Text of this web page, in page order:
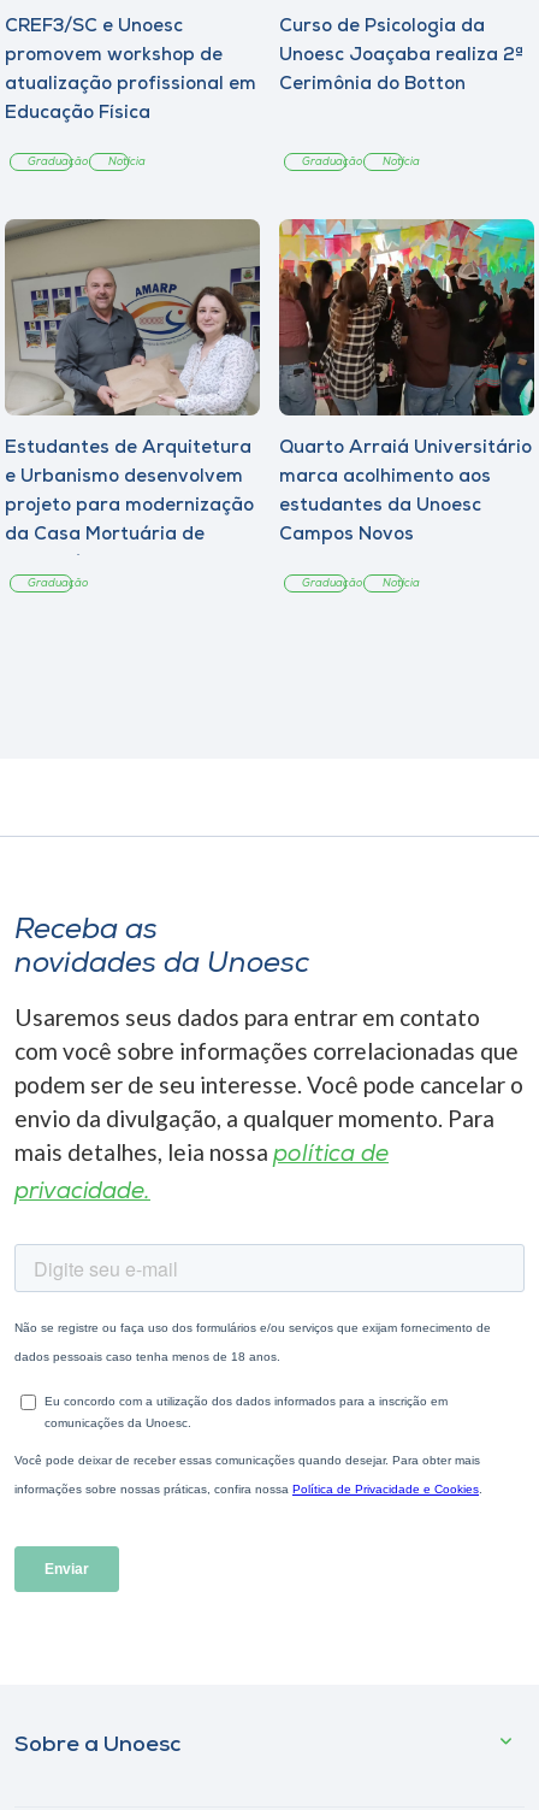
CREF3/SC e Unoesc
promovem workshop de
atualização profissional em
Educação Física
Graduação Notícia
Curso de Psicologia da
Unoesc Joaçaba realiza 2ª
Cerimônia do Botton
Graduação Notícia
Estudantes de Arquitetura
e Urbanismo desenvolvem
projeto para modernização
da Casa Mortuária de
Graduação
Quarto Arraiá Universitário
marca acolhimento aos
estudantes da Unoesc
Campos Novos
Graduação Notícia
Receba as
novidades da Unoesc
Usaremos seus dados para entrar em contato
com você sobre informações correlacionadas que
podem ser de seu interesse. Você pode cancelar o
envio da divulgação, a qualquer momento. Para
mais detalhes, leia nossa política de
privacidade.
Sobre a Unoesc